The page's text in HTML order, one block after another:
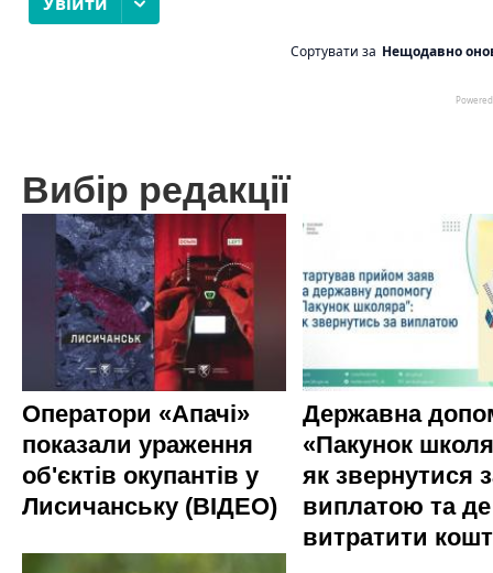
Вибір редакції
Оператори «Апачі»
показали ураження
об'єктів окупантів у
Лисичанську (ВІДЕО)
Державна
«Пакунок
як звернутися
виплатою та де
витратити